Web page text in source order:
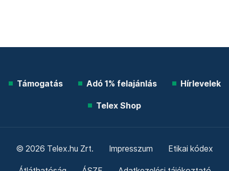
Támogatás Adó 1% felajánlás Hírlevelek
Telex Shop
© 2026 Telex.hu Zrt. Impresszum Etikai kódex